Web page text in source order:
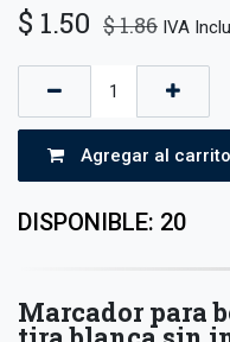
$ 1.50 $1.86 IVA
Agregar al carrito
DISPONIBLE: 20
Marcador para